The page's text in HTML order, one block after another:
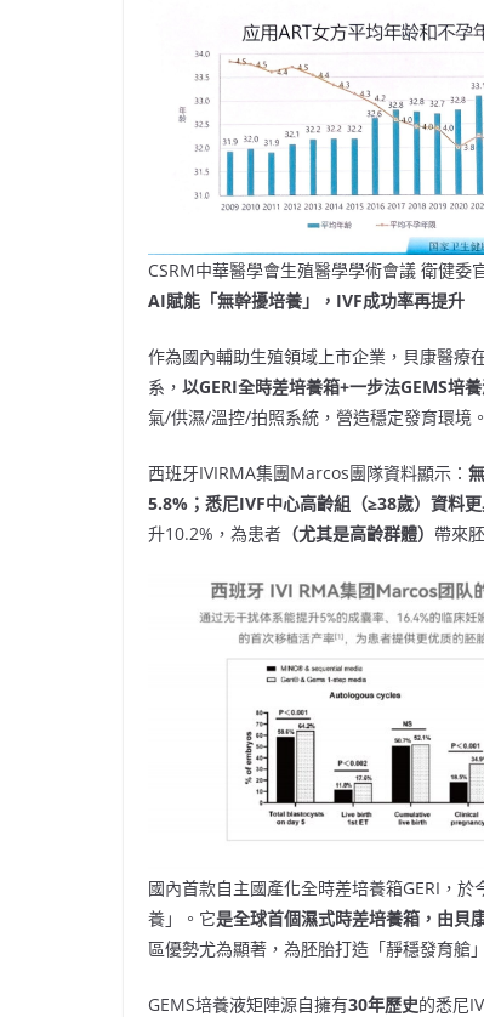
CSRM中華醫學會生殖醫學學術會議 衛健委
AI賦能「無幹擾培養」，IVF成功率再提升
作為國內輔助生殖領域上市企業，貝康醫療
系， 以GERI全時差培養箱+一步法GEMS培
氣/供濕/溫控/拍照系統，營造穩定發育環境。
西班牙IVIRMA集團Marcos團隊資料顯示：
5.8% ；悉尼IVF中心高齡組（≥38歲）資料
升10.2%，為患者 （尤其是高齡群體） 帶來
國內首款自主國產化全時差培養箱GERI，
養」。它是全球首個濕式時差培養箱，由貝
區優勢尤為顯著，為胚胎打造「靜穩發育艙
GEMS培養液矩陣源自擁有30年歷史的悉尼